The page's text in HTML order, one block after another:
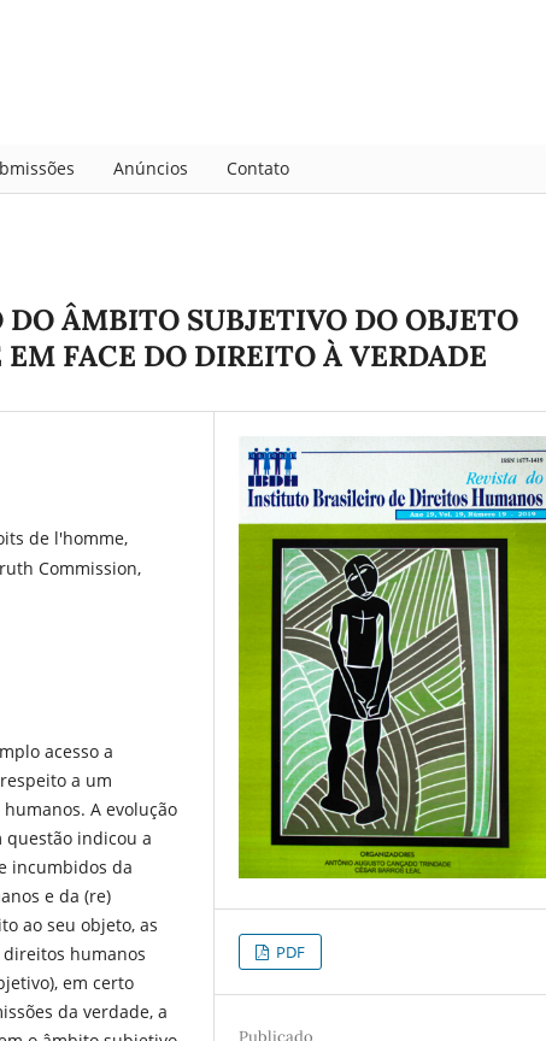
Anúncios Contato
ÂMBITO SUBJETIVO DO OBJETO
FACE DO DIREITO À VERDADE
de l'homme,
Commission,
acesso a
a um
A evolução
indicou a
incumbidos da
e da (re)
ao seu objeto, as
direitos humanos
em certo
da verdade, a
PDF